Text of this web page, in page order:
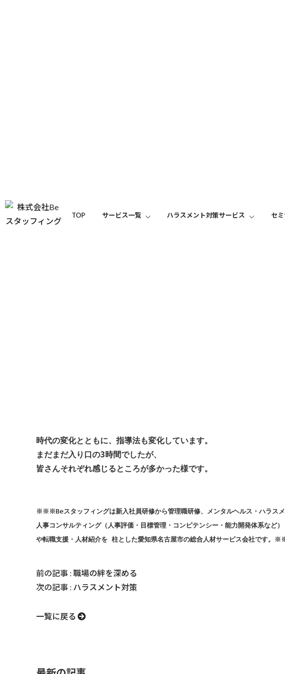
TOP サービス一覧 ハラスメント対策サービス セ
2ヶ月ごとの継続研修。
主任、新任課長の皆様と、
時代の変化とともに、指導法も変化しています。
まだまだ入り口の3時間でしたが、
皆さんそれぞれ感じるところが多かった様です。
※※※Beスタッフィングは新入社員研修から管理職研修、メンタルヘルス・ハラス
人事コンサルティング（人事評価・目標管理・コンピテンシー・能力開発体系など）
や転職支援・人材紹介を 柱とした愛知県名古屋市の総合人材サービス会社です。
前の記事 : 職場の絆を深める
次の記事 : ハラスメント対策
一覧に戻る